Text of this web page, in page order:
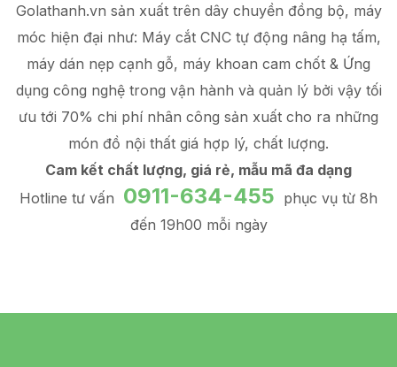
Golathanh.vn sản xuất trên dây chuyền đồng bộ, máy
móc hiện đại như: Máy cắt CNC tự động nâng hạ tấm,
máy dán nẹp cạnh gỗ, máy khoan cam chốt & Ứng
dụng công nghệ trong vận hành và quản lý bởi vậy tối
ưu tới 70% chi phí nhân công sản xuất cho ra những
món đồ nội thất giá hợp lý, chất lượng.
Cam kết chất lượng, giá rẻ, mẫu mã đa dạng
Hotline tư vấn 0911-634-455 phục vụ từ 8h
đến 19h00 mỗi ngày